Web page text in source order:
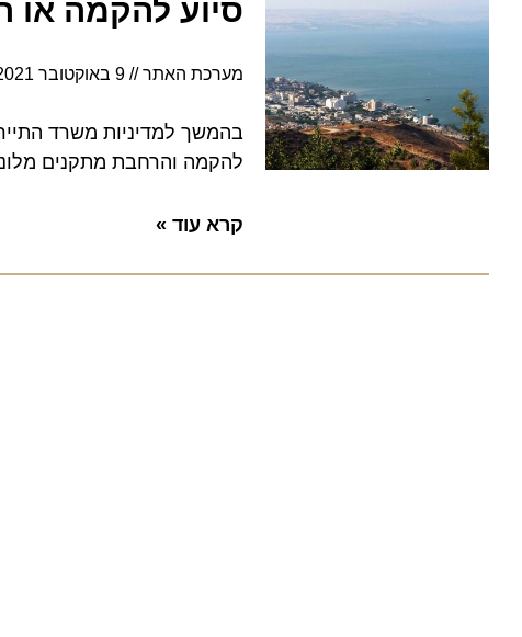
סיוע להקמה או
מערכת האתר 9 באוקטובר 2021 5:33
בהמשך למדיניות משרד
להקמה והרחבת מתקנים מלונאים
קרא עוד »